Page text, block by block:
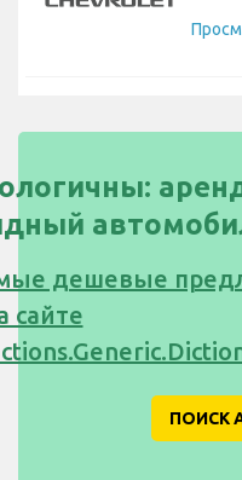
дешевые
сайте
ПОИСК